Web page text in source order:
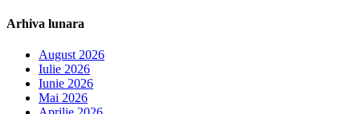
Arhiva lunara
August 2026
Iulie 2026
Iunie 2026
Mai 2026